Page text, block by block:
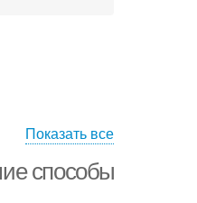
Показать все
способы